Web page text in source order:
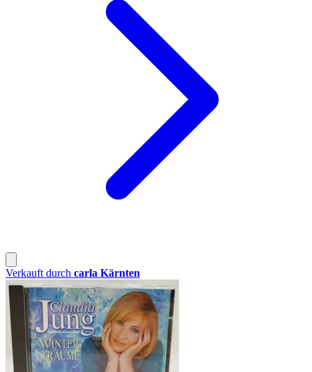
Verkauft durch carla Kärnten